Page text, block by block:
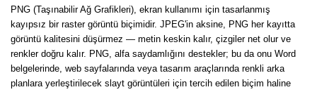
PNG (Taşınabilir Ağ Grafikleri), ekran kullanımı için tasarlanmış
kayıpsız bir raster görüntü biçimidir. JPEG'in aksine, PNG her kayıtta
görüntü kalitesini düşürmez — metin keskin kalır, çizgiler net olur ve
renkler doğru kalır. PNG, alfa saydamlığını destekler; bu da onu Word
belgelerinde, web sayfalarında veya tasarım araçlarında renkli arka
planlara yerleştirilecek slayt görüntüleri için tercih edilen biçim haline